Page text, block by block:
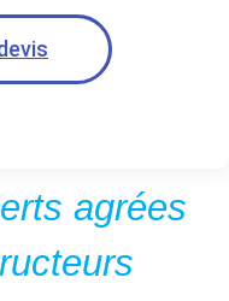
agrées